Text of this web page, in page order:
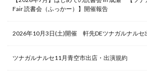
Fair 読書会（ふっかー）】開催報告
2026年10月3日(土)開催 軒先DEツナガルナルセ
ツナガルナルセ11月青空市出店・出演規約